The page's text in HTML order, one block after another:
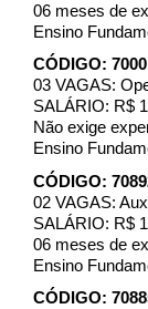
06 meses de
Ensino
CÓDIGO:
03 VAGAS:
SALÁRIO: R$
Não exige
Ensino
CÓDIGO:
02 VAGAS:
SALÁRIO: R$
06 meses de
Ensino
CÓDIGO: